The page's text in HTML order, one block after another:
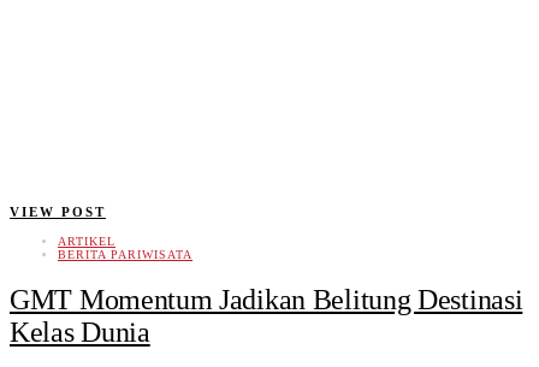
VIEW POST
ARTIKEL
BERITA PARIWISATA
GMT Momentum Jadikan Belitung Destinasi
Kelas Dunia